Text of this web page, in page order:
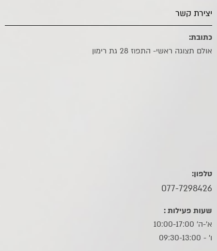
יצירת קשר
כתובת:
אולם תצוגה ראשי- התפוז 28 גת רימון
טלפון:
077-7298426
שעות פעילות :
א'-ה' 10:00-17:00
ו׳ - 09:30-13:00